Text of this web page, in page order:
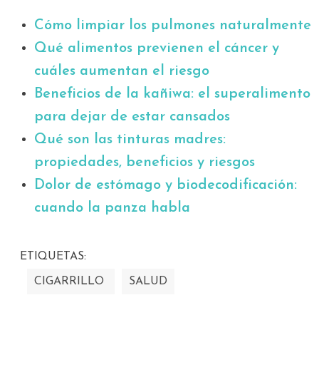
Cómo limpiar los pulmones naturalmente
Qué alimentos previenen el cáncer y
cuáles aumentan el riesgo
Beneficios de la kañiwa: el superalimento
para dejar de estar cansados
Qué son las tinturas madres:
propiedades, beneficios y riesgos
Dolor de estómago y biodecodificación:
cuando la panza habla
ETIQUETAS:
CIGARRILLO SALUD